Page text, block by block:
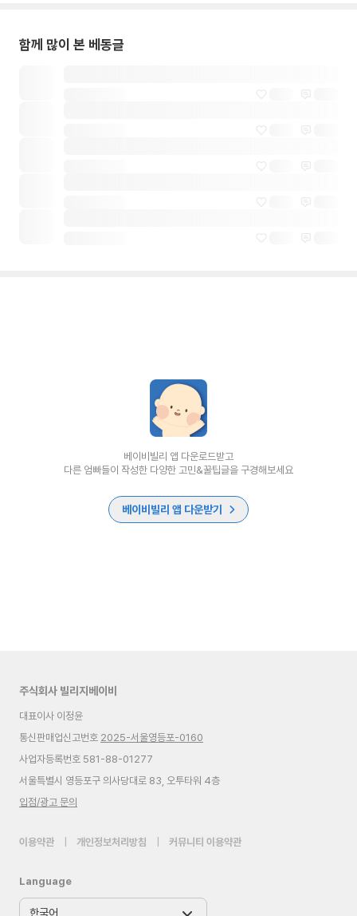
함께 많이 본 베동글
베이비빌리 앱 다운로드받고
다른 엄빠들이 작성한 다양한 고민&꿀팁글을 구경해보세요
베이비빌리 앱 다운받기
주식회사 빌리지베이비
대표이사 이정윤
통신판매업신고번호 2025-서울영등포-0160
사업자등록번호 581-88-01277
서울특별시 영등포구 의사당대로 83, 오투타워 4층
입점/광고 문의
이용약관 개인정보처리방침 커뮤니티 이용약관
Language